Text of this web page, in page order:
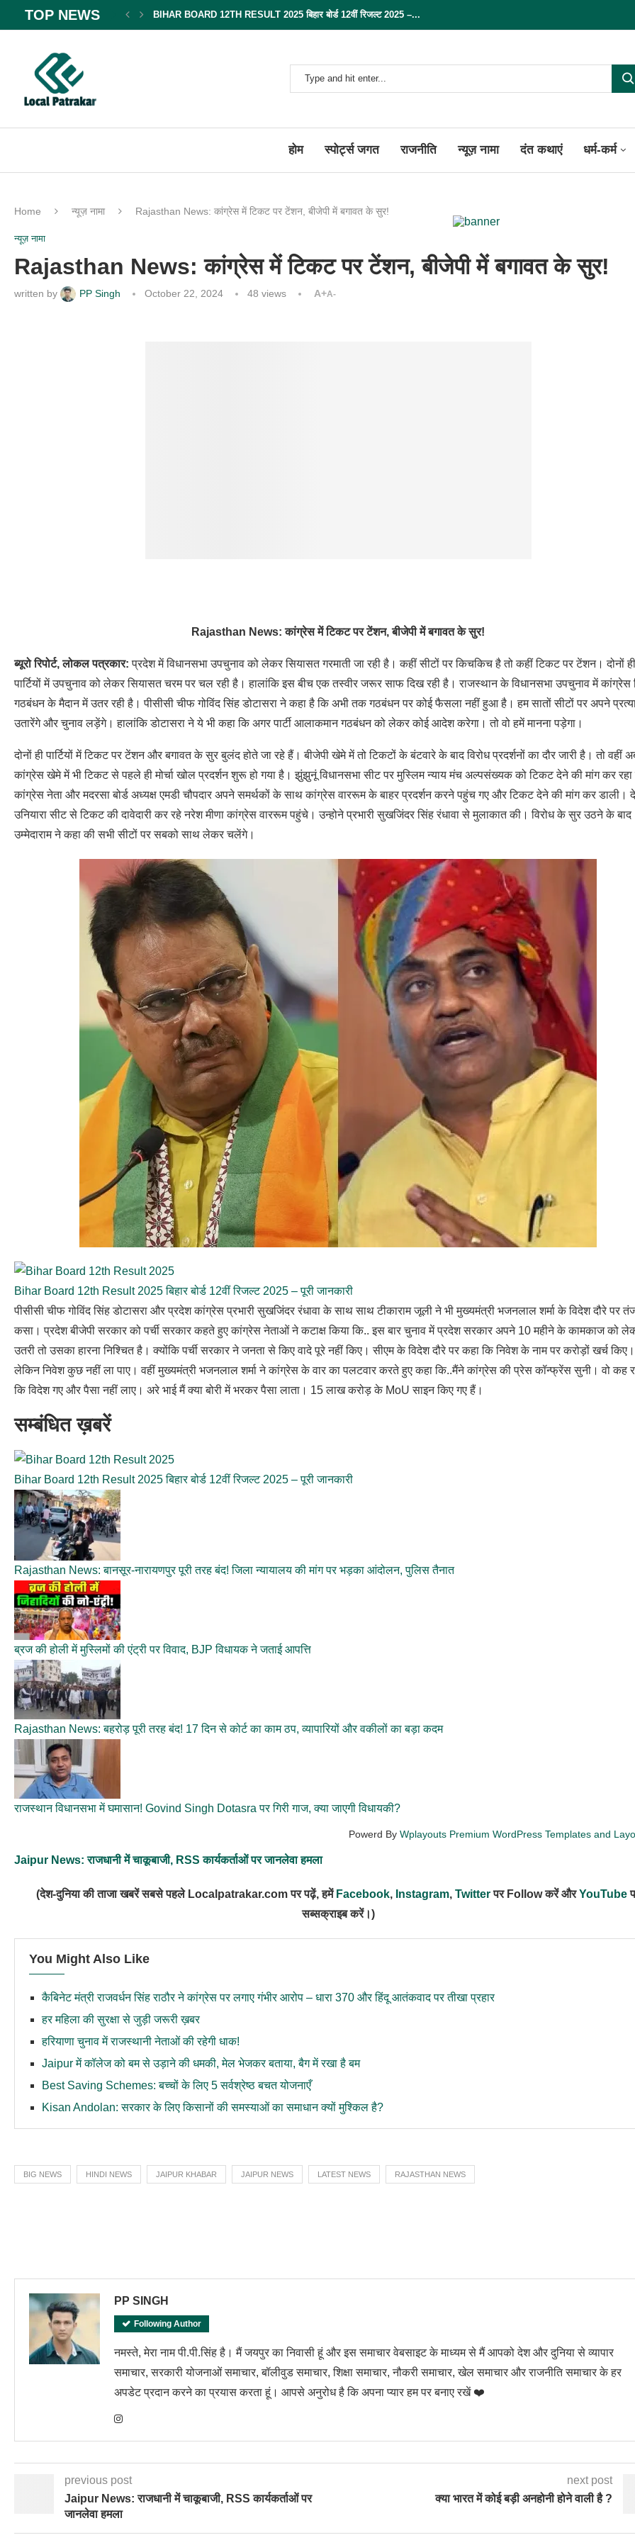
TOP NEWS BIHAR BOARD 12TH RESULT 2025 बिहार बोर्ड 12वीं रिजल्ट 2025 –...
होम स्पोर्ट्स जगत राजनीति न्यूज़ नामा दंत कथाएं धर्म-कर्म
Home न्यूज़ नामा Rajasthan News: कांग्रेस में टिकट पर टेंशन, बीजेपी में बगावत के सुर!
न्यूज़ नामा
Rajasthan News: कांग्रेस में टिकट पर टेंशन, बीजेपी में बगावत के सुर!
written by PP Singh October 22, 2024 48 views A+A-
Rajasthan News: कांग्रेस में टिकट पर टेंशन, बीजेपी में बगावत के सुर!
ब्यूरो रिपोर्ट, लोकल पत्रकार: प्रदेश में विधानसभा उपचुनाव को लेकर सियासत गरमाती जा रही है। कहीं सीटों पर किचकिच है तो कहीं टिकट पर टेंशन। दोनों
पार्टियों में उपचुनाव को लेकर सियासत चरम पर चल रही है। हालांकि इस बीच एक तस्वीर जरूर साफ दिख रही है। राजस्थान के विधानसभा उपचुनाव में कांग्रेस
गठबंधन के मैदान में उतर रही है। पीसीसी चीफ गोविंद सिंह डोटासरा ने कहा है कि अभी तक गठबंधन पर कोई फैसला नहीं हुआ है। हम सातों सीटों पर अपने
उतारेंगे और चुनाव लड़ेंगे। हालांकि डोटासरा ने ये भी कहा कि अगर पार्टी आलाकमान गठबंधन को लेकर कोई आदेश करेगा। तो वो हमें मानना पड़ेगा।
दोनों ही पार्टियों में टिकट पर टेंशन और बगावत के सुर बुलंद होते जा रहे हैं। बीजेपी खेमे में तो टिकटों के बंटवारे के बाद विरोध प्रदर्शनों का दौर जारी है। तो वहीं
कांग्रेस खेमे में भी टिकट से पहले ही मोर्चा खोल प्रदर्शन शुरू हो गया है। झुंझुनूं विधानसभा सीट पर मुस्लिम न्याय मंच अल्पसंख्यक को टिकट देने की मांग कर रहा
कांग्रेस नेता और मदरसा बोर्ड अध्यक्ष एमडी चौपदार अपने समर्थकों के साथ कांग्रेस वाररूम के बाहर प्रदर्शन करने पहुंच गए और टिकट देने की मांग कर डाली।
उनियारा सीट से टिकट की दावेदारी कर रहे नरेश मीणा कांग्रेस वाररूम पहुंचे। उन्होने प्रभारी सुखजिंदर सिंह रंधावा से मुलाकात की। विरोध के सुर उठने के बाद
उम्मेदाराम ने कहा की सभी सीटों पर सबको साथ लेकर चलेंगे।
Bihar Board 12th Result 2025 बिहार बोर्ड 12वीं रिजल्ट 2025 – पूरी जानकारी
पीसीसी चीफ गोविंद सिंह डोटासरा और प्रदेश कांग्रेस प्रभारी सुखजिंदर रंधावा के साथ साथ टीकाराम जूली ने भी मुख्यमंत्री भजनलाल शर्मा के विदेश दौरे पर
कसा। प्रदेश बीजेपी सरकार को पर्ची सरकार कहते हुए कांग्रेस नेताओं ने कटाक्ष किया कि.. इस बार चुनाव में प्रदेश सरकार अपने 10 महीने के कामकाज को
उतरी तो उसका हारना निश्चित है। क्योंकि पर्ची सरकार ने जनता से किए वादे पूरे नहीं किए। सीएम के विदेश दौरे पर कहा कि निवेश के नाम पर करोड़ों खर्च किए।
लेकिन निवेश कुछ नहीं ला पाए। वहीं मुख्यमंत्री भजनलाल शर्मा ने कांग्रेस के वार का पलटवार करते हुए कहा कि..मैंने कांग्रेस की प्रेस कॉन्फ्रेंस सुनी। वो कह
कि विदेश गए और पैसा नहीं लाए। अरे भाई मैं क्या बोरी में भरकर पैसा लाता। 15 लाख करोड़ के MoU साइन किए गए हैं।
सम्बंधित ख़बरें
Bihar Board 12th Result 2025 बिहार बोर्ड 12वीं रिजल्ट 2025 – पूरी जानकारी
Rajasthan News: बानसूर-नारायणपुर पूरी तरह बंद! जिला न्यायालय की मांग पर भड़का आंदोलन, पुलिस तैनात
ब्रज की होली में मुस्लिमों की एंट्री पर विवाद, BJP विधायक ने जताई आपत्ति
Rajasthan News: बहरोड़ पूरी तरह बंद! 17 दिन से कोर्ट का काम ठप, व्यापारियों और वकीलों का बड़ा कदम
राजस्थान विधानसभा में घमासान! Govind Singh Dotasra पर गिरी गाज, क्या जाएगी विधायकी?
Powerd By Wplayouts Premium WordPress Templates and
Jaipur News: राजधानी में चाकूबाजी, RSS कार्यकर्ताओं पर जानलेवा हमला
(देश-दुनिया की ताजा खबरें सबसे पहले Localpatrakar.com पर पढ़ें, हमें Facebook,Instagram, Twitterपर Follow करें औरYouTube
सब्सक्राइब करें।)
You Might Also Like
कैबिनेट मंत्री राजवर्धन सिंह राठौर ने कांग्रेस पर लगाए गंभीर आरोप – धारा 370 और हिंदू आतंकवाद पर तीखा प्रहार
हर महिला की सुरक्षा से जुड़ी जरूरी ख़बर
हरियाणा चुनाव में राजस्थानी नेताओं की रहेगी धाक!
Jaipur में कॉलेज को बम से उड़ाने की धमकी, मेल भेजकर बताया, बैग में रखा है बम
Best Saving Schemes: बच्चों के लिए 5 सर्वश्रेष्ठ बचत योजनाएँ
Kisan Andolan: सरकार के लिए किसानों की समस्याओं का समाधान क्यों मुश्किल है?
BIG NEWS HINDI NEWS JAIPUR KHABAR JAIPUR NEWS LATEST NEWS RAJASTHAN NEWS
PP SINGH
Following Author
नमस्ते, मेरा नाम पी.पी.सिंह है। मैं जयपुर का निवासी हूं और इस समाचार वेबसाइट के माध्यम से मैं आपको देश और दुनिया से व्यापार
समाचार, सरकारी योजनाओं समाचार, बॉलीवुड समाचार, शिक्षा समाचार, नौकरी समाचार, खेल समाचार और राजनीति समाचार के हर
अपडेट प्रदान करने का प्रयास करता हूं। आपसे अनुरोध है कि अपना प्यार हम पर बनाए रखें ❤️
previous post
Jaipur News: राजधानी में चाकूबाजी, RSS कार्यकर्ताओं पर
जानलेवा हमला
next post
क्या भारत में कोई बड़ी अनहोनी होने वाली है ?